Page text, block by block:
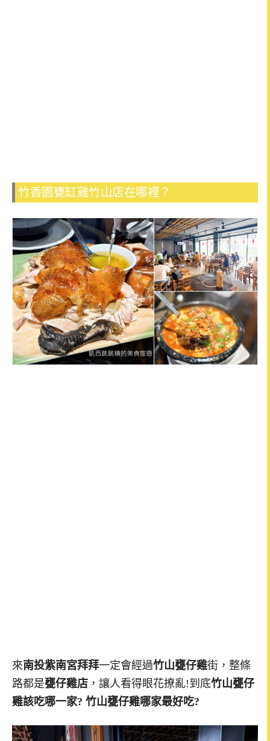
竹香園甕缸雞竹山店在哪裡？
來南投紫南宮拜拜一定會經過竹山甕仔雞街，整條
路都是甕仔雞店 ，讓人看得眼花撩亂!到底竹山甕仔
雞該吃哪一家? 竹山甕仔雞哪家最好吃?